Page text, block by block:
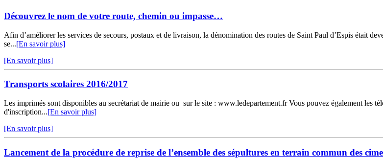
Découvrez le nom de votre route, chemin ou impasse…
Afin d’améliorer les services de secours, postaux et de livraison, la dénomination des routes de Saint Paul d’Espis était
se...[En savoir plus]
[En savoir plus]
Transports scolaires 2016/2017
Les imprimés sont disponibles au secrétariat de mairie ou sur le site : www.ledepartement.fr Vous pouvez également les
d'inscription...[En savoir plus]
[En savoir plus]
Lancement de la procédure de reprise de l’ensemble des sépultures en terrain commun des